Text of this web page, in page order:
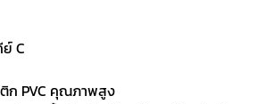
C
ก PVC คุณภาพสูง